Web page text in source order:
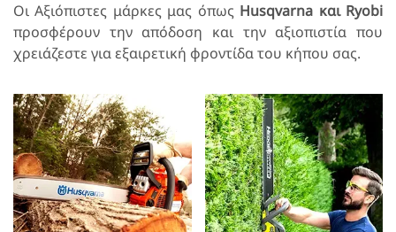
Οι Αξιόπιστες μάρκες μας όπως Husqvarna και Ryobi
προσφέρουν την απόδοση και την αξιοπιστία που
χρειάζεστε για εξαιρετική φροντίδα του κήπου σας.